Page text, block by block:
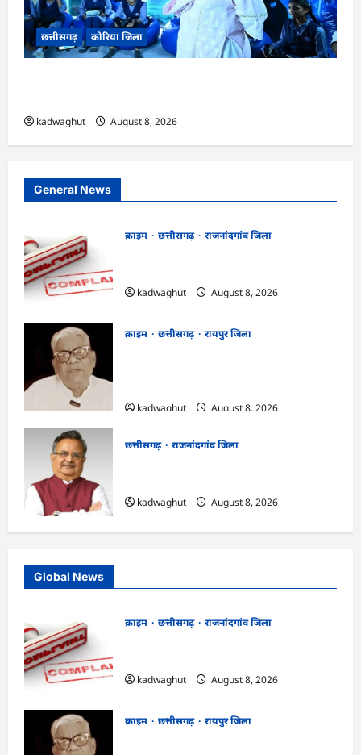
छत्तीसगढ़ कोरिया जिला
kadwaghut August 8, 2026
General News
क्राइम छत्तीसगढ़
राजनांदगांव जिला
kadwaghut
August 8, 2026
क्राइम छत्तीसगढ़
रायपुर जिला
kadwaghut
August 8, 2026
छत्तीसगढ़
राजनांदगांव जिला
kadwaghut
August 8, 2026
Global News
क्राइम छत्तीसगढ़
राजनांदगांव जिला
kadwaghut
August 8, 2026
क्राइम छत्तीसगढ़
रायपुर जिला